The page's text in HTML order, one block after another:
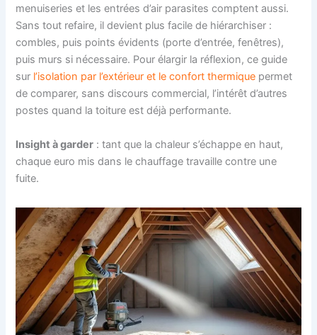
menuiseries et les entrées d’air parasites comptent aussi.
Sans tout refaire, il devient plus facile de hiérarchiser :
combles, puis points évidents (porte d’entrée, fenêtres),
puis murs si nécessaire. Pour élargir la réflexion, ce guide
sur l’isolation par l’extérieur et le confort thermique permet
de comparer, sans discours commercial, l’intérêt d’autres
postes quand la toiture est déjà performante.
Insight à garder : tant que la chaleur s’échappe en haut,
chaque euro mis dans le chauffage travaille contre une
fuite.